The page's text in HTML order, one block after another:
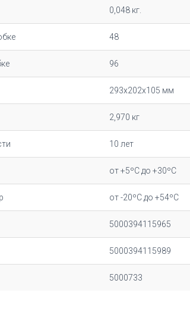
0,048 кг.
48
96
293х202х105 мм
2,970 кг
10 лет
от +5ºC до +30ºC
от -20ºC до +54ºC
5000394115965
5000394115989
5000733